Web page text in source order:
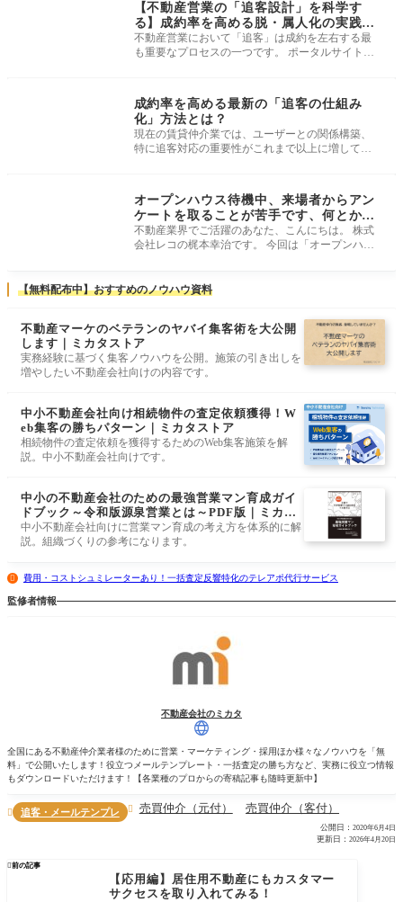
【不動産営業の「追客設計」を科学す
る】成約率を高める脱・属人化の実践フ
レーム
不動産営業において「追客」は成約を左右する最
も重要なプロセスの一つです。 ポータルサイトや
成約率を高める最新の「追客の仕組み
化」方法とは？
現在の賃貸仲介業では、ユーザーとの関係構築、
特に追客対応の重要性がこれまで以上に増してい
オープンハウス待機中、来場者からアン
ケートを取ることが苦手です、何とかな
らないでしょうか？
不動産業界でご活躍のあなた、こんにちは。 株式
会社レコの梶本幸治です。 今回は「オープンハウ
【無料配布中】おすすめのノウハウ資料
不動産マーケのベテランのヤバイ集客術を大公開
します｜ミカタストア
実務経験に基づく集客ノウハウを公開。施策の引き出しを
増やしたい不動産会社向けの内容です。
中小不動産会社向け相続物件の査定依頼獲得！W
eb集客の勝ちパターン｜ミカタストア
相続物件の査定依頼を獲得するためのWeb集客施策を解
説。中小不動産会社向けです。
中小の不動産会社のための最強営業マン育成ガイ
ドブック～令和版源泉営業とは～PDF版｜ミカタ
ストア
中小不動産会社向けに営業マン育成の考え方を体系的に解
説。組織づくりの参考になります。
費用・コストシュミレーターあり！一括査定反響特化のテレアポ代行サービス
監修者情報
不動産会社のミカタ
全国にある不動産仲介業者様のために営業・マーケティング・採用ほか様々なノウハウを「無
料」で公開いたします！役立つメールテンプレート・一括査定の勝ち方など、実務に役立つ情報
もダウンロードいただけます！【各業種のプロからの寄稿記事も随時更新中】
 追客・メールテンプレ  売買仲介（元付） 売買仲介（客付）
公開日： 2020年6月4日
更新日： 2026年4月20日
前の記事
【応用編】居住用不動産にもカスタマー
サクセスを取り入れてみる！